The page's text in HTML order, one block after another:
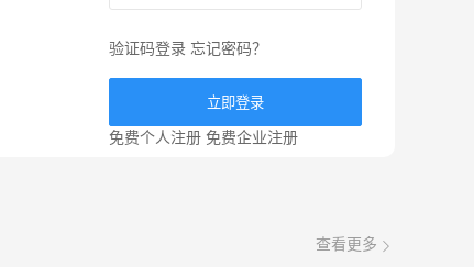
验证码登录 忘记密码？
立即登录
免费个人注册 免费企业注册
查看更多